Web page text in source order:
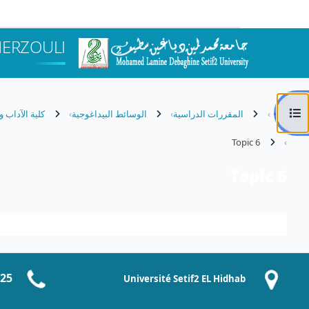
فتح فهرس المقررالمقررات الدراسية الوسائط البيداغوجية كلية الآداب
Topic 6
Université Setif2 EL Hidhab